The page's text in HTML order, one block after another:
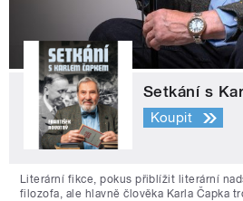
Setkání s
Koupit
Literární fikce, pokus přiblížit literární
filozofa, ale hlavně člověka Karla Čapka